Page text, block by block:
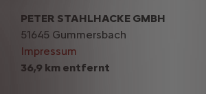
36,9 km entfernt
PETER STAHLHACKE GMBH
51645 Gummersbach
Impressum